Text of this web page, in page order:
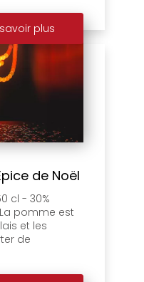
plus
de Noël
cl - 30%
pomme est
et les
de